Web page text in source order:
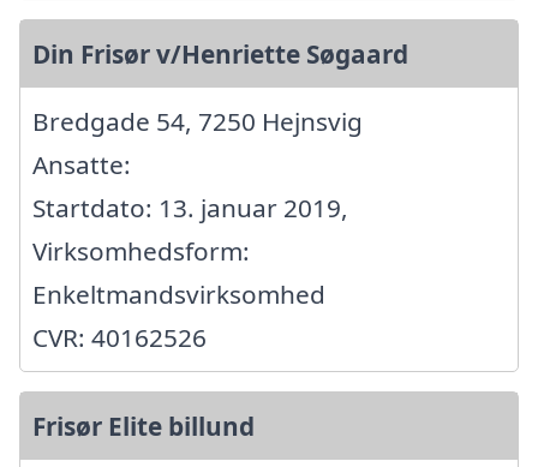
Din Frisør v/Henriette Søgaard
Bredgade 54, 7250 Hejnsvig
Ansatte:
Startdato: 13. januar 2019,
Virksomhedsform:
Enkeltmandsvirksomhed
CVR: 40162526
Frisør Elite billund